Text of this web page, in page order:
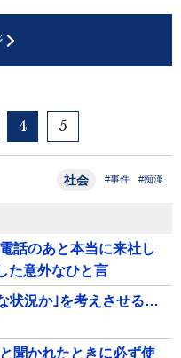
4 5
社会 #事件 #痴漢
話のあと本当に来社し
た意外なひと言
状況か｣を考えさせる…
聞かれたときに必ず使